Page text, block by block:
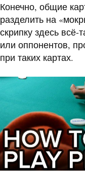
Конечно, общие
разделить на
скрипку здесь всё-
или оппонентов,
при таких картах.